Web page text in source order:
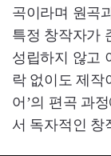
곡이라며 원곡
특정 창작자가
성립하지 않고
락 없이도 제작
어’의 편곡 과
서 독자적인 창